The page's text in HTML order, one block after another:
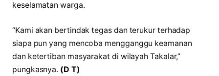
keselamatan warga.
“Kami akan bertindak tegas dan terukur terhadap
siapa pun yang mencoba mengganggu keamanan
dan ketertiban masyarakat di wilayah Takalar,”
pungkasnya. (D T)